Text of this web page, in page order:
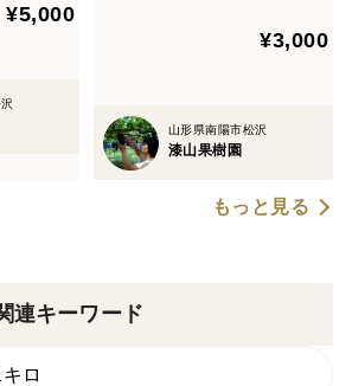
¥5,000
¥3,000
山形県南陽市松沢
漆山果樹園
もっと見る
連キーワード
ロ